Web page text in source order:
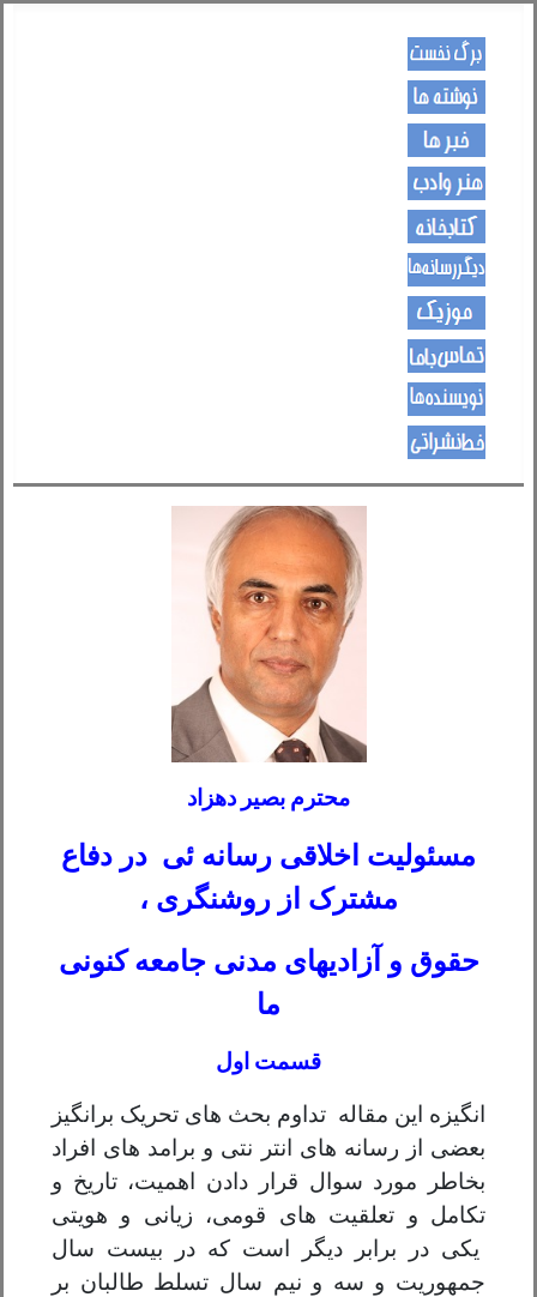
محترم بصیر دهزاد
مسئولیت اخلاقی رسانه ئی در دفاع
مشترک از روشنگری ،
حقوق و آزادیهای مدنی جامعه کنونی
ما
قسمت اول
انگیزه این مقاله تداوم بحث های تحریک برانگیز
بعضی از رسانه های انتر نتی و برامد های افراد
بخاطر مورد سوال قرار دادن اهمیت، تاریخ و
تکامل و تعلقیت های قومی، زیانی و هویتی
یکی در برابر دیگر است که در بیست سال
جمهوریت و سه و نیم سال تسلط طالبان بر